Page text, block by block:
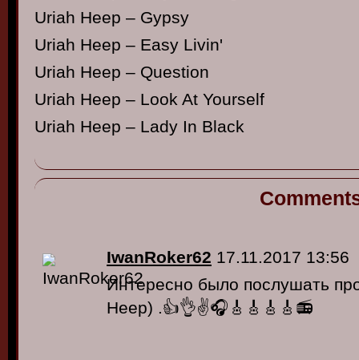
Uriah Heep – Gypsy
Uriah Heep – Easy Livin'
Uriah Heep – Question
Uriah Heep – Look At Yourself
Uriah Heep – Lady In Black
IwanRoker62 17.11.2017 13:56
Интересно было послушать
Heep) .👍👌✌🎧🎸🎸🎸🎸📻